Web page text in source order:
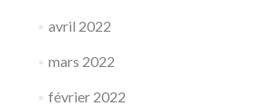
avril 2022
mars 2022
février 2022